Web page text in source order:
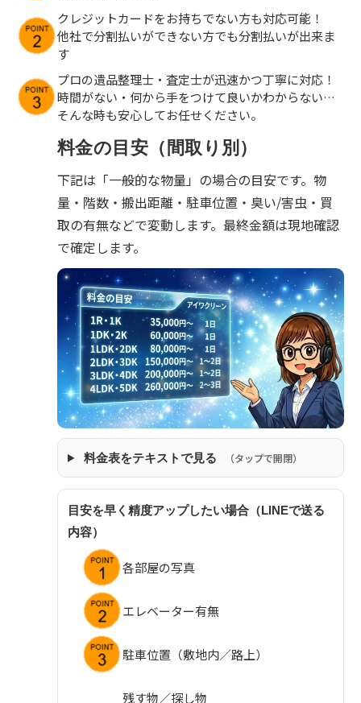
クレジットカードをお持ちでない方も対応可能！
他社で分割払いができない方でも分割払いが出来ま
す
プロの遺品整理士・査定士が迅速かつ丁寧に対応！
時間がない・何から手をつけて良いかわからない…
そんな時も安心してお任せください。
料金の目安（間取り別）
下記は「一般的な物量」の場合の目安です。物
量・階数・搬出距離・駐車位置・臭い/害虫・買
取の有無などで変動します。最終金額は現地確認
で確定します。
料金表をテキストで見る （タップで開閉）
目安を早く精度アップしたい場合（LINEで送る
内容）
各部屋の写真
エレベーター有無
駐車位置（敷地内／路上）
残す物／探し物